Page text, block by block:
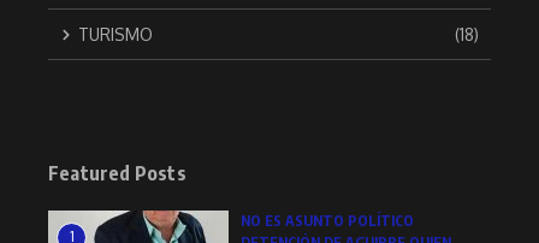
TURISMO (18)
Featured Posts
1
NO ES ASUNTO POLÍTICO